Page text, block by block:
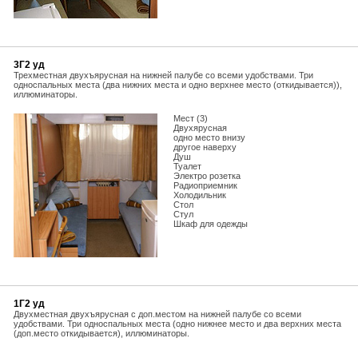
3Г2 уд
Трехместная двухъярусная на нижней палубе со всеми удобствами. Три
односпальных места (два нижних места и одно верхнее место (откидывается)),
иллюминаторы.
Мест (3)
Двухярусная
одно место внизу
другое наверху
Душ
Туалет
Электро розетка
Радиоприемник
Холодильник
Стол
Стул
Шкаф для одежды
1Г2 уд
Двухместная двухъярусная с доп.местом на нижней палубе со всеми
удобствами. Три односпальных места (одно нижнее место и два верхних места
(доп.место откидывается), иллюминаторы.